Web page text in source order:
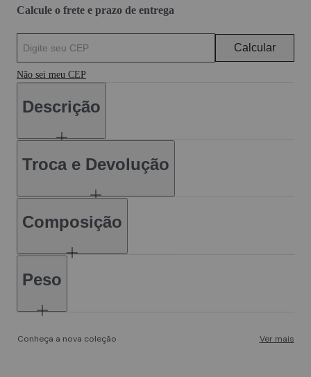
Calcule o frete e prazo de entrega
Calcular
Não sei meu CEP
Descrição
Troca e Devolução
Composição
Peso
Conheça a nova coleção Ver mais